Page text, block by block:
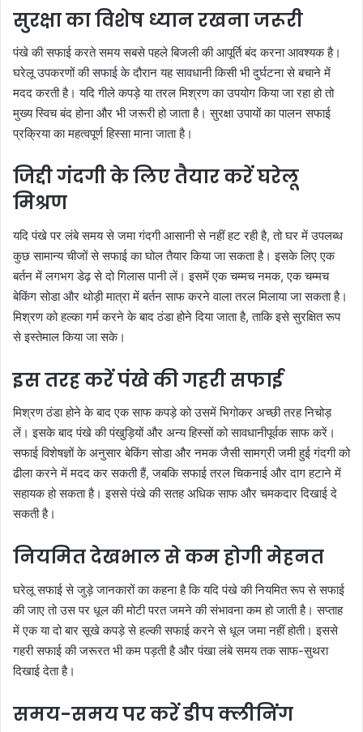
सुरक्षा का विशेष ध्यान रखना जरूरी
पंखे की सफाई करते समय सबसे पहले बिजली की आपूर्ति बंद करना आवश्यक है।
घरेलू उपकरणों की सफाई के दौरान यह सावधानी किसी भी दुर्घटना से बचाने में
मदद करती है। यदि गीले कपड़े या तरल मिश्रण का उपयोग किया जा रहा हो तो
मुख्य स्विच बंद होना और भी जरूरी हो जाता है। सुरक्षा उपायों का पालन सफाई
प्रक्रिया का महत्वपूर्ण हिस्सा माना जाता है।
जिद्दी गंदगी के लिए तैयार करें घरेलू
मिश्रण
यदि पंखे पर लंबे समय से जमा गंदगी आसानी से नहीं हट रही है, तो घर में उपलब्ध
कुछ सामान्य चीजों से सफाई का घोल तैयार किया जा सकता है। इसके लिए एक
बर्तन में लगभग डेढ़ से दो गिलास पानी लें। इसमें एक चम्मच नमक, एक चम्मच
बेकिंग सोडा और थोड़ी मात्रा में बर्तन साफ करने वाला तरल मिलाया जा सकता है।
मिश्रण को हल्का गर्म करने के बाद ठंडा होने दिया जाता है, ताकि इसे सुरक्षित रूप
से इस्तेमाल किया जा सके।
इस तरह करें पंखे की गहरी सफाई
मिश्रण ठंडा होने के बाद एक साफ कपड़े को उसमें भिगोकर अच्छी तरह निचोड़
लें। इसके बाद पंखे की पंखुड़ियों और अन्य हिस्सों को सावधानीपूर्वक साफ करें।
सफाई विशेषज्ञों के अनुसार बेकिंग सोडा और नमक जैसी सामग्री जमी हुई गंदगी को
ढीला करने में मदद कर सकती हैं, जबकि सफाई तरल चिकनाई और दाग हटाने में
सहायक हो सकता है। इससे पंखे की सतह अधिक साफ और चमकदार दिखाई दे
सकती है।
नियमित देखभाल से कम होगी मेहनत
घरेलू सफाई से जुड़े जानकारों का कहना है कि यदि पंखे की नियमित रूप से सफाई
की जाए तो उस पर धूल की मोटी परत जमने की संभावना कम हो जाती है। सप्ताह
में एक या दो बार सूखे कपड़े से हल्की सफाई करने से धूल जमा नहीं होती। इससे
गहरी सफाई की जरूरत भी कम पड़ती है और पंखा लंबे समय तक साफ-सुथरा
दिखाई देता है।
समय-समय पर करें डीप क्लीनिंग